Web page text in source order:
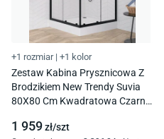
+1 rozmiar | +1 kolor
Zestaw Kabina Prysznicowa Z
Brodzikiem New Trendy Suvia
80X80 Cm Kwadratowa Czarny
1 959zł/szt